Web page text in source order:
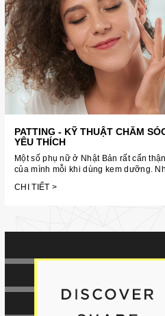
PATTING - KỸ THUẬT CHĂM
YÊU THÍCH
Một số phụ nữ ở Nhật Bản rất cẩn
của mình mỗi khi dùng kem dưỡng.
mức từ chối sử... […]
CHI TIẾT >